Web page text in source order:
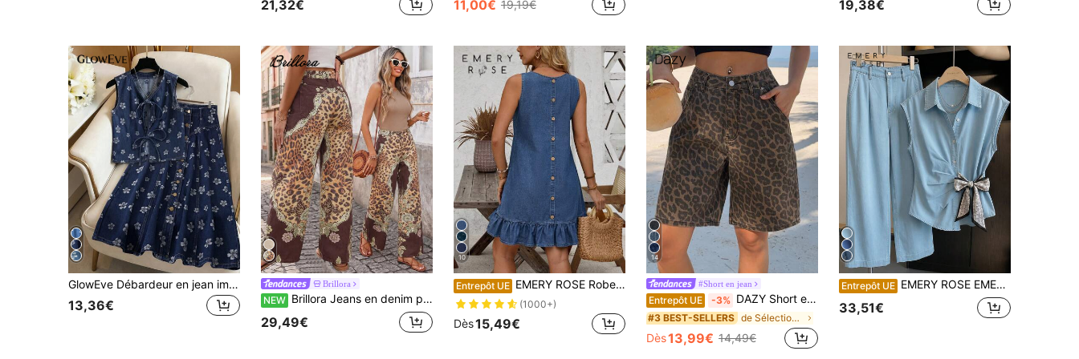
#8 BEST-SELLERS
de Réservoir Denim femme
21,32€ 11,00€ 19,19€
#1 BEST-SELLERS
de Surdimensionné Hauts en jean pour femmes
19,38€
GlowEve Débardeur en jean imprimé minimaliste pour femmes
13,36€
Brillora
NEW Brillora Jeans en denim pour femmes avec imprimé léopard & floral, poches à boutons
29,49€
10
Entrepôt UE EMERY ROSE Robe en jean avec ourlet à volants boutonné dans le dos
(1000+)
Dès15,49€
14
#Short en jean
Entrepôt UE -3% DAZY Short en jean droit délavé longueur genou avec moustaches de chat pour femmes
#3 BEST-SELLERS de Sélections de tendances K-J Denim femme
Dès13,99€ 14,49€
Entrepôt UE EMERY ROSE EMERY ROSE Ensemble décontracté en denim pour femmes composé d'un Top sans manches avec nœud et boutons devant, et d'un pantalon long
33,51€